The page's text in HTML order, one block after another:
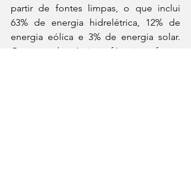
partir de fontes limpas, o que inclui
63% de energia hidrelétrica, 12% de
energia eólica e 3% de energia solar.
Os combustíveis fósseis foram